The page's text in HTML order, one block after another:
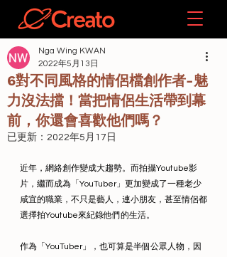
6對不同風格的情侶檔創作者-魅
力沒法擋！當把情侶生活帶到幕
前，你還會喜歡他們嗎？
Nga Wing KWAN
2022年5月13日
已更新： 2022年5月17日
近年，網絡創作變成大趨勢。而拍攝Youtube影
片，繼而成為「YouTuber」更加變成了一種老少
咸宜的職業，不只是藝人，連小朋友，甚至情侶都
選擇拍Youtube來紀錄他們的生活。
作為「YouTuber」，也可算是半個公眾人物，因